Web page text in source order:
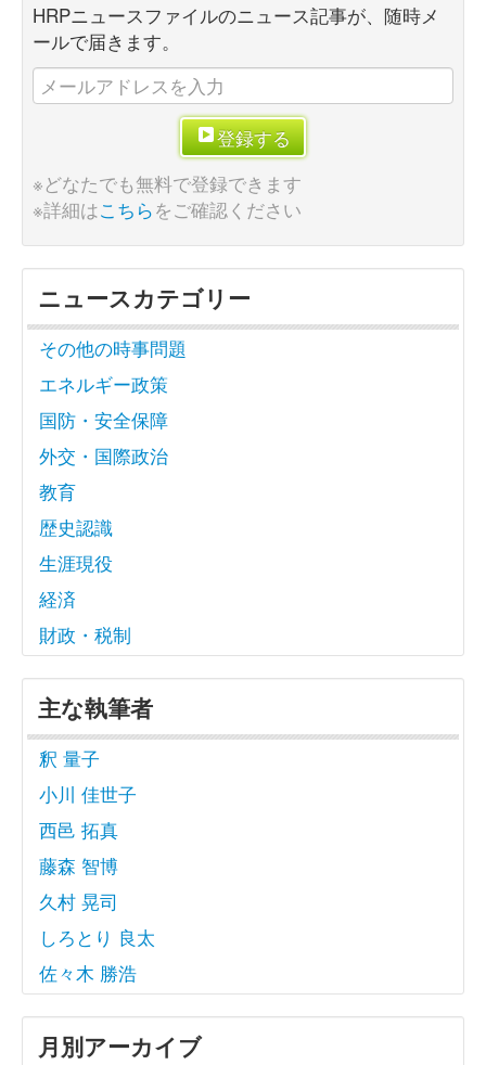
HRPニュースファイルのニュース記事が、随時メ
ールで届きます。
登録する
※どなたでも無料で登録できます
※詳細はこちらをご確認ください
ニュースカテゴリー
その他の時事問題
エネルギー政策
国防・安全保障
外交・国際政治
教育
歴史認識
生涯現役
経済
財政・税制
主な執筆者
釈 量子
小川 佳世子
西邑 拓真
藤森 智博
久村 晃司
しろとり 良太
佐々木 勝浩
月別アーカイブ